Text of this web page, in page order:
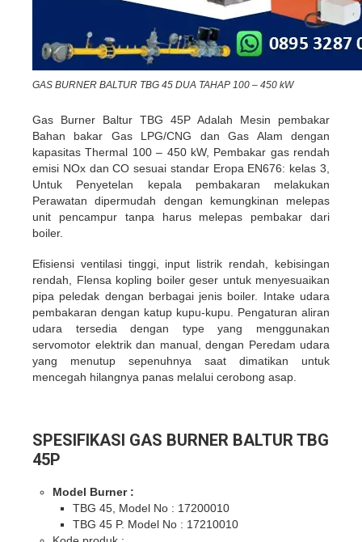
GAS BURNER BALTUR TBG 45 DUA TAHAP 100 – 450 kW
Gas Burner Baltur TBG 45P Adalah Mesin pembakar
Bahan bakar Gas LPG/CNG dan Gas Alam dengan
kapasitas Thermal 100 – 450 kW, Pembakar gas rendah
emisi NOx dan CO sesuai standar Eropa EN676: kelas 3,
Untuk Penyetelan kepala pembakaran melakukan
Perawatan dipermudah dengan kemungkinan melepas
unit pencampur tanpa harus melepas pembakar dari
boiler.
Efisiensi ventilasi tinggi, input listrik rendah, kebisingan
rendah, Flensa kopling boiler geser untuk menyesuaikan
pipa peledak dengan berbagai jenis boiler. Intake udara
pembakaran dengan katup kupu-kupu. Pengaturan aliran
udara tersedia dengan type yang menggunakan
servomotor elektrik dan manual, dengan Peredam udara
yang menutup sepenuhnya saat dimatikan untuk
mencegah hilangnya panas melalui cerobong asap.
SPESIFIKASI GAS BURNER BALTUR TBG
45P
Model Burner :
TBG 45, Model No : 17200010
TBG 45 P. Model No : 17210010